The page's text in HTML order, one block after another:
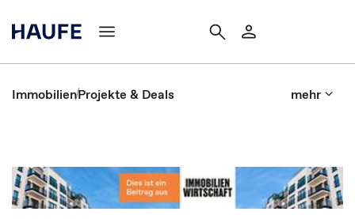
ImmobilienProjekte & Deals mehr